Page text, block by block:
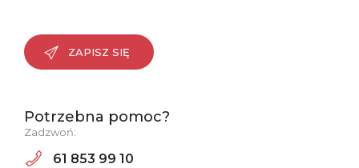
ZAPISZ SIĘ
Potrzebna pomoc?
Zadzwoń:
61 853 99 10